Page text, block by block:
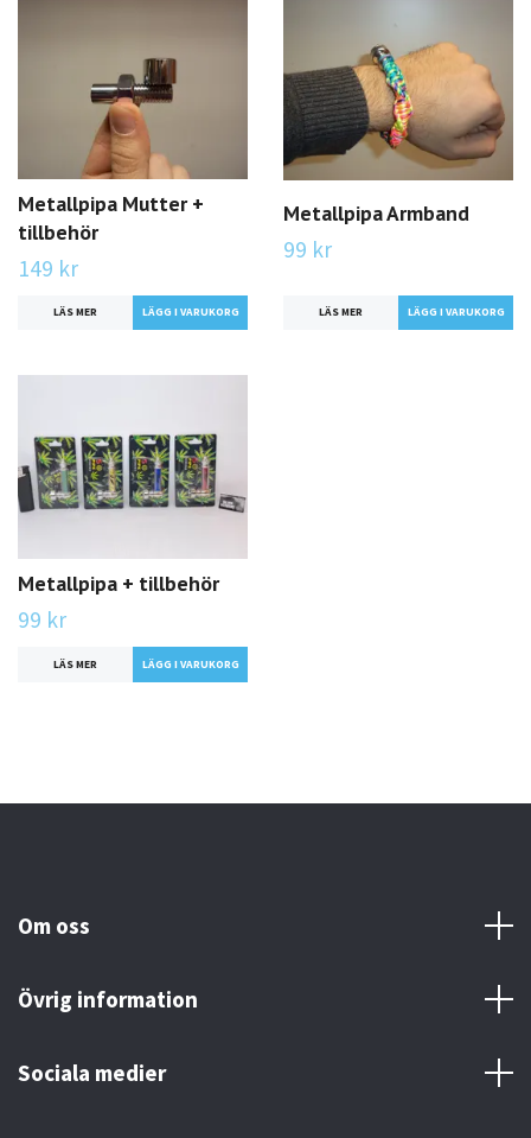
Metallpipa Mutter +
tillbehör
149 kr
LÄS MER LÄGG I VARUKORG
Metallpipa Armband
99 kr
LÄS MER LÄGG I VARUKORG
Metallpipa + tillbehör
99 kr
LÄS MER LÄGG I VARUKORG
Om oss
Övrig information
Sociala medier